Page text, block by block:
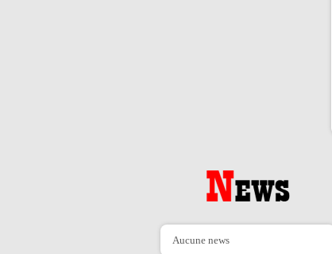
Aucune news